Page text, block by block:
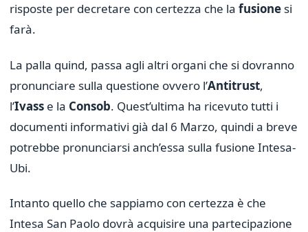
risposte per decretare con certezza che la fusionesi
farà.
La palla quind, passa agli altri organi che si dovranno
pronunciare sulla questione ovvero l’Antitrust,
l’Ivass e la Consob. Quest’ultima ha ricevuto tutti i
documenti informativi già dal 6 Marzo, quindi a breve
potrebbe pronunciarsi anch’essa sulla fusione Intesa-
Ubi.
Intanto quello che sappiamo con certezza è che
Intesa San Paolo dovrà acquisire una partecipazione